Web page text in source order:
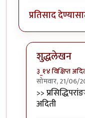
प्रतिसाद
शुद्धलेखन
३_१४ विक्षिप्त
सोमवार, 21/06/
In reply to
>>
अदिती